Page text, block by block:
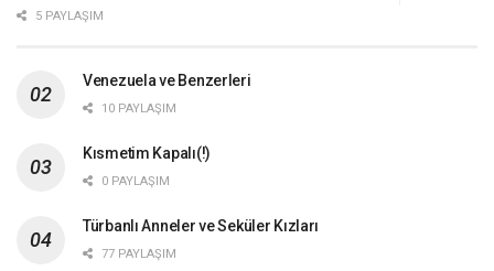
5 PAYLAŞIM
Venezuela ve Benzerleri
10 PAYLAŞIM
Kısmetim Kapalı(!)
0 PAYLAŞIM
Türbanlı Anneler ve Seküler Kızları
77 PAYLAŞIM